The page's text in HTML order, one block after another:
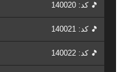
🎵 کد: 140020
🎵 کد: 140021
🎵 کد: 140022